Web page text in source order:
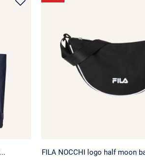
FILA NOCCHI logo half moon